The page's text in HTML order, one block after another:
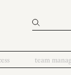
team